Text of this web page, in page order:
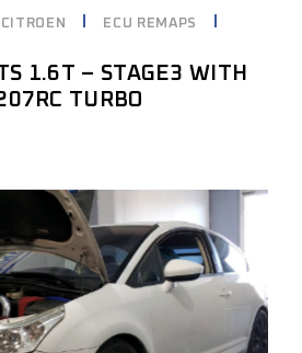
CITROEN
ECU REMAPS
1.6T – STAGE3 WITH
TURBO